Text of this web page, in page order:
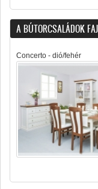
A BÚTORCSALÁDOK
Concerto - dió/fehér